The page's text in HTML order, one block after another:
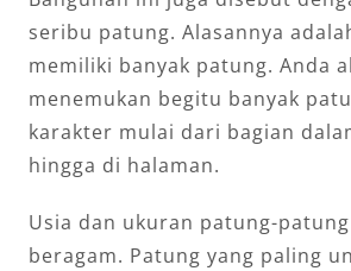
seribu patung. Alasannya
memiliki banyak patung. Anda
menemukan begitu banyak
karakter mulai dari bagian
hingga di halaman.
Usia dan ukuran patung-
beragam. Patung yang paling